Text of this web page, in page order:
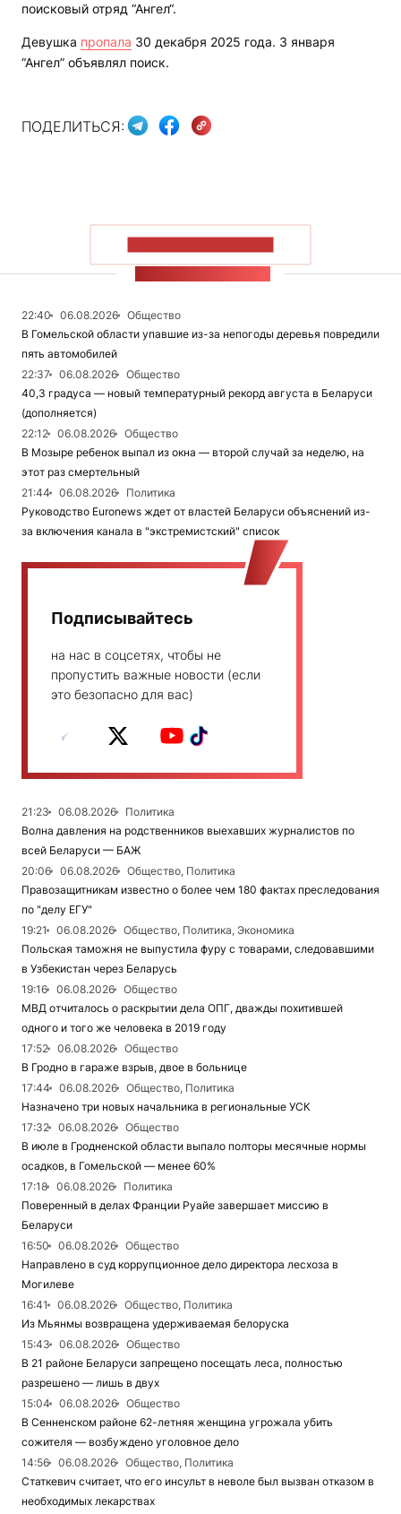
поисковый отряд “Ангел“.
Девушка пропала 30 декабря 2025 года. 3 января
“Ангел” объявлял поиск.
ПОДЕЛИТЬСЯ:
22:40 06.08.2026
Общество
В Гомельской области упавшие из-за непогоды деревья повредили
пять автомобилей
22:37
06.08.2026
Общество
40,3 градуса — новый температурный рекорд августа в Беларуси
(дополняется)
22:12
06.08.2026
Общество
В Мозыре ребенок выпал из окна — второй случай за неделю, на
этот раз смертельный
21:44
06.08.2026
Политика
Руководство Euronews ждет от властей Беларуси объяснений из-
за включения канала в "экстремистский" список
Подписывайтесь
на нас в соцсетях, чтобы не
пропустить важные новости (если
это безопасно для вас)
21:23 06.08.2026
Политика
Волна давления на родственников выехавших журналистов по
всей Беларуси — БАЖ
20:06
06.08.2026
Общество, Политика
Правозащитникам известно о более чем 180 фактах преследования
по "делу ЕГУ"
19:21
06.08.2026
Общество, Политика, Экономика
Польская таможня не выпустила фуру с товарами, следовавшими
в Узбекистан через Беларусь
19:16
06.08.2026
Общество
МВД отчиталось о раскрытии дела ОПГ, дважды похитившей
одного и того же человека в 2019 году
17:52
06.08.2026
Общество
В Гродно в гараже взрыв, двое в больнице
17:44
06.08.2026
Общество, Политика
Назначено три новых начальника в региональные УСК
17:32
06.08.2026
Общество
В июле в Гродненской области выпало полторы месячные нормы
осадков, в Гомельской — менее 60%
17:18
06.08.2026
Политика
Поверенный в делах Франции Руайе завершает миссию в
Беларуси
16:50
06.08.2026
Общество
Направлено в суд коррупционное дело директора лесхоза в
Могилеве
16:41
06.08.2026
Общество, Политика
Из Мьянмы возвращена удерживаемая белоруска
15:43
06.08.2026
Общество
В 21 районе Беларуси запрещено посещать леса, полностью
разрешено — лишь в двух
15:04
06.08.2026
Общество
В Сенненском районе 62-летняя женщина угрожала убить
сожителя — возбуждено уголовное дело
14:56
06.08.2026
Общество, Политика
Статкевич считает, что его инсульт в неволе был вызван отказом в
необходимых лекарствах